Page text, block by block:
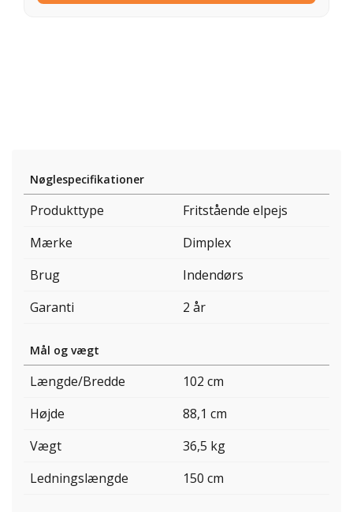
Nøglespecifikationer
Produkttype
Fritstående elpejs
Mærke
Dimplex
Brug
Indendørs
Garanti
2 år
Mål og vægt
Længde/Bredde
102 cm
Højde
88,1 cm
Vægt
36,5 kg
Ledningslængde
150 cm